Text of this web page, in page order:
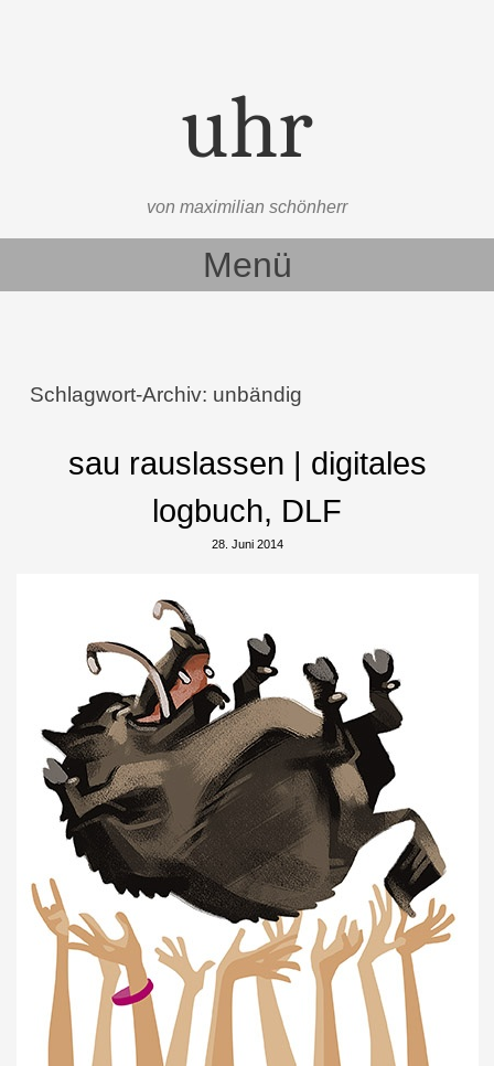
uhr
von maximilian schönherr
Menü
Schlagwort-Archiv: unbändig
sau rauslassen | digitales
logbuch, DLF
28. Juni 2014